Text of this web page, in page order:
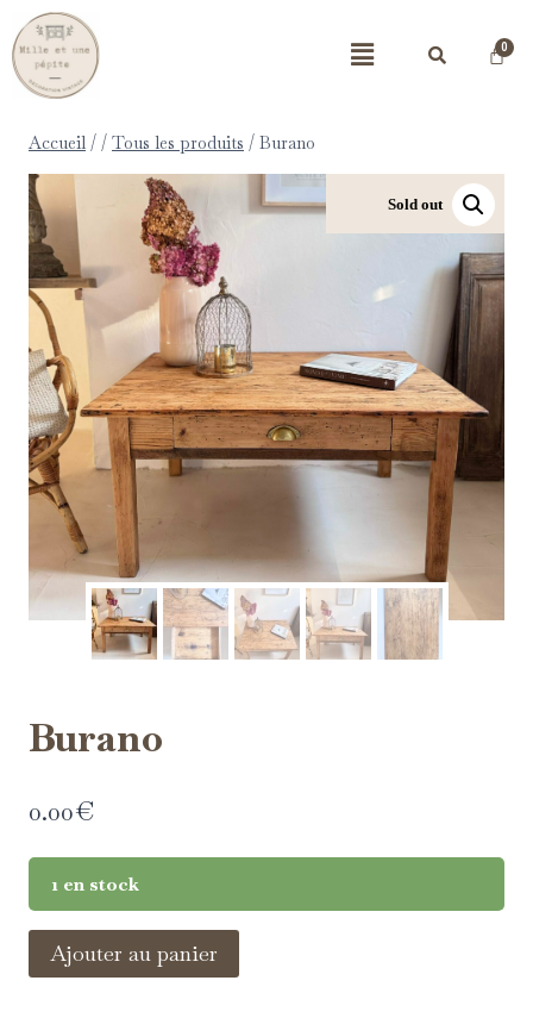
Accueil / / Tous les produits / Burano
Sold out
Burano
0.00€
1 en stock
Ajouter au panier